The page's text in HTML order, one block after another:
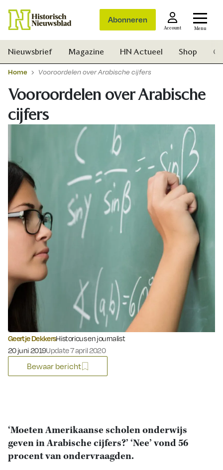
Abonneren
Account Menu
Nieuwsbrief Magazine HN Actueel Shop
Home Vooroordelen over Arabische cijfers
Vooroordelen over Arabische
cijfers
Geertje DekkersHistoricus en journalist
Gepubliceerd op:
20 juni 2019Update 7 april 2020
Bewaar bericht
‘Moeten Amerikaanse scholen onderwijs
geven in Arabische cijfers?’ ‘Nee’ vond 56
procent van ondervraagden.